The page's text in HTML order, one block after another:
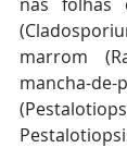
marrom
mancha-de-